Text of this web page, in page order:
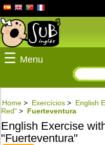
☰ Menu
Home > Exercícios > English
Red" > Fuerteventura
English Exercise
"Fuerteventura"